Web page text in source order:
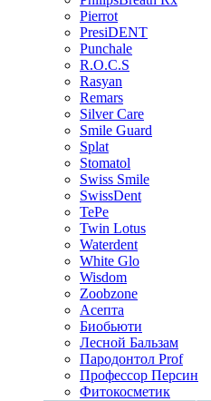
Pierrot
PresiDENT
Punchale
R.O.C.S
Rasyan
Remars
Silver Care
Smile Guard
Splat
Stomatol
Swiss Smile
SwissDent
TePe
Twin Lotus
Waterdent
White Glo
Wisdom
Zoobzone
Асепта
Биобьюти
Лесной Бальзам
Пародонтол Prof
Профессор Персин
Фитокосметик